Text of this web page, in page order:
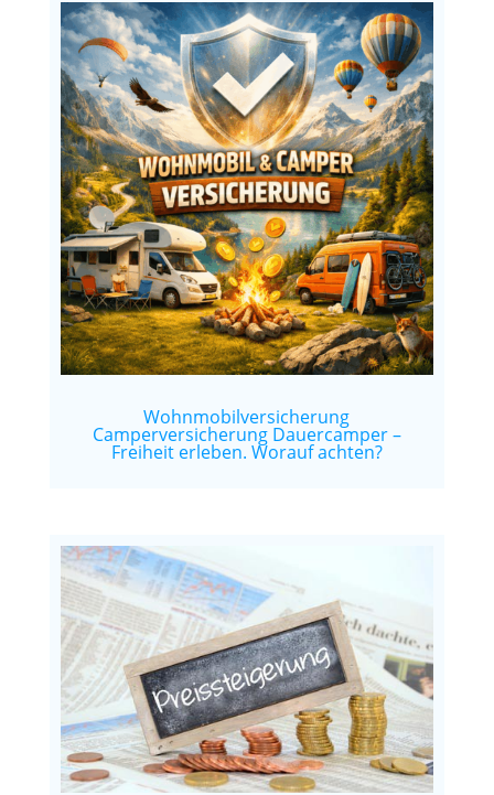
Wohnmobilversicherung
Camperversicherung Dauercamper –
Freiheit erleben. Worauf achten?